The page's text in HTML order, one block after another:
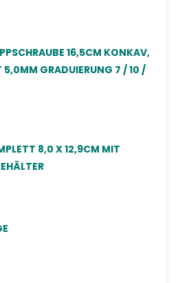
16,5CM KONKAV,
GRADUIERUNG 7 / 10 /
8,0 X 12,9CM MIT